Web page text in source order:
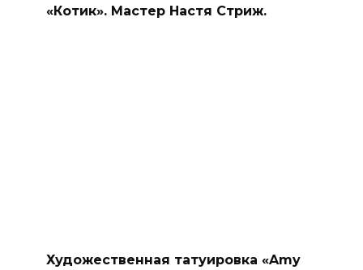
«Котик». Мастер Настя Стриж.
Художественная татуировка «Amy